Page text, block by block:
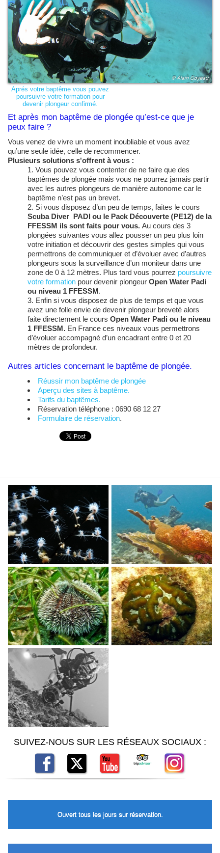
Aprés votre baptême vous pouvez
poursuivre votre formation pour
devenir plongeur confirmé.
Et après mon baptême de plongée qu’est-ce que je
peux faire ?
Vous venez de vivre un moment inoubliable et vous avez
qu’une seule idée, celle de recommencer.
Plusieurs solutions s'offrent à vous :
Vous pouvez vous contenter de ne faire que des
baptêmes de plongée mais vous ne pourrez jamais partir
avec les autres plongeurs de manière autonome car le
baptême n’est pas un brevet.
Si vous disposez d’un peu de temps, faites le cours
Scuba Diver PADI ou le Pack Découverte (PE12) de la
FFESSM ils sont faits pour vous. Au cours des 3
plongées suivantes vous allez pousser un peu plus loin
votre initiation et découvrir des gestes simples qui vous
permettrons de communiquer et d’évoluer avec d’autres
plongeurs sous la surveillance d’un moniteur dans une
zone de 0 à 12 mètres. Plus tard vous pourrez poursuivre
votre formation pour devenir plongeur Open Water Padi
ou niveau 1 FFESSM.
Enfin si vous disposez de plus de temps et que vous
avez une folle envie de devenir plongeur breveté alors
faite directement le cours Open Water Padi ou le niveau
1 FFESSM. En France ces niveaux vous permettrons
d’évoluer accompagné d’un encadrant entre 0 et 20
mètres de profondeur.
Autres articles concernant le baptême de plongée.
Réussir mon baptême de plongée
Aperçu des sites à baptême.
Tarifs du baptêmes.
Réservation téléphone : 0690 68 12 27
Formulaire de réservation.
SUIVEZ-NOUS SUR LES RÉSEAUX SOCIAUX :
Ouvert tous les jours sur réservation.